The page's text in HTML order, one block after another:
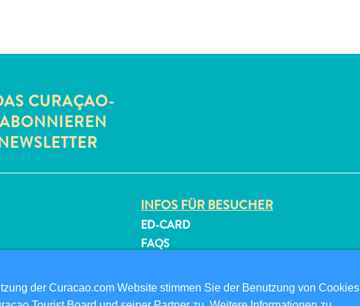
CURAÇAO-
INFOS FÜR BESUCHER
ED-CARD
FAQS
EVENTS
ONLINE-BROSCHÜRE
der Curacao.com Website stimmen Sie der Benutzung von Cookies